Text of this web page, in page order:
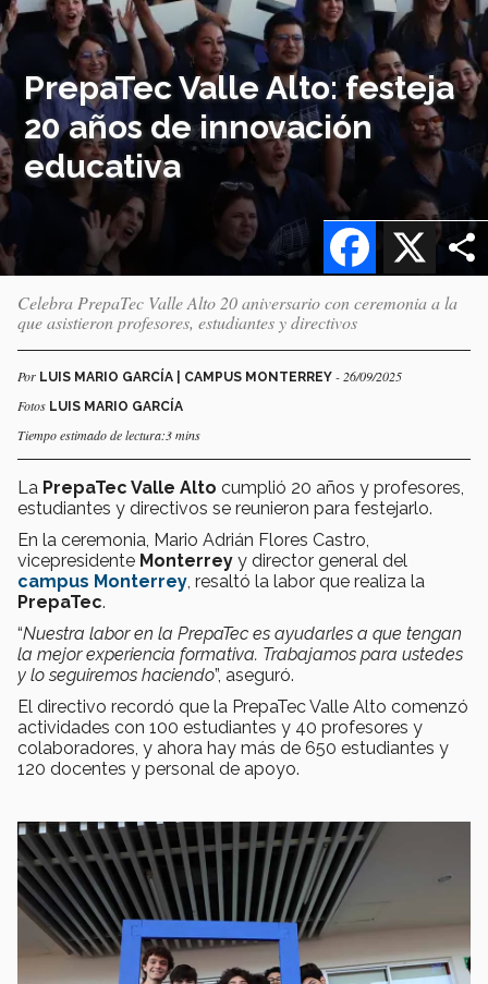
PrepaTec Valle Alto: festeja
20 años de innovación
educativa
X
Facebook
Celebra PrepaTec Valle Alto 20 aniversario con ceremonia a la
que asistieron profesores, estudiantes y directivos
Por LUIS MARIO GARCÍA | CAMPUS MONTERREY - 26/09/2025
Fotos LUIS MARIO GARCÍA
Tiempo estimado de lectura:3 mins
La PrepaTec Valle Alto cumplió 20 años y profesores,
estudiantes y directivos se reunieron para festejarlo.
En la ceremonia, Mario Adrián Flores Castro,
vicepresidente Monterrey y director general del
campus Monterrey , resaltó la labor que realiza la
PrepaTec.
“Nuestra labor en la PrepaTec es ayudarles a que tengan
la mejor experiencia formativa. Trabajamos para ustedes
y lo seguiremos haciendo”, aseguró.
El directivo recordó que la PrepaTec Valle Alto comenzó
actividades con 100 estudiantes y 40 profesores y
colaboradores, y ahora hay más de 650 estudiantes y
120 docentes y personal de apoyo.